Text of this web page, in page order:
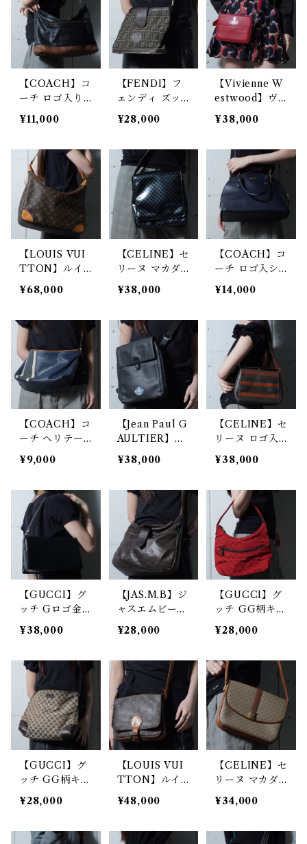
【COACH】コ
ーチ ロゴ入り
レザーショルダ
ーバッグ blac
¥11,000
【FENDI】フ
ェンディ ズッ
カ柄レザー・キ
ャンパスショル
wn
¥28,000
【Vivienne W
estwood】ヴ
ィヴィアンウエ
ストウッド オ
ースクエアショ
ルダーバッグ r
ed
¥38,000
【LOUIS VUI
TTON】ルイ
ヴィトン ブロ
ーニュGM モノ
ョルダーバッグ
brown
¥68,000
【CELINE】セ
リーヌ マカダ
ョルダーバッ
¥38,000
【COACH】コ
ーチ ロゴ入シ
ボレザー 2WA
Yショルダーバ
¥14,000
【COACH】コ
ーチ ヘリテー
ジストライプレ
ザーショルダー
¥9,000
【Jean Paul G
AULTIER】ジ
ャンポールゴル
チエ ロゴ入ス
ブレムレザーシ
ョルダーバッ
グ black
¥38,000
【CELINE】セ
リーヌ ロゴ入
マカダム柄 ス
トライプレザー
バッグ brown
¥38,000
【GUCCI】グ
ッチ Gロゴ金具
レザーショルダ
ーバッグ blac
¥38,000
【JAS.M.B】ジ
ャスエムビー
"dark wear"2
WAY レザーシ
グ black
¥28,000
【GUCCI】グ
ッチ GG柄キャ
ンバス・レザー
ワンショルダー
¥28,000
【GUCCI】グ
ッチ GG柄キャ
ーバッグ beige
¥28,000
【LOUIS VUI
TTON】ルイ
ヴィトン カル
トシエール モ
ショルダーバッ
¥48,000
【CELINE】セ
リーヌ マカダ
ム柄レザーショ
ルダーバッグ b
¥34,000